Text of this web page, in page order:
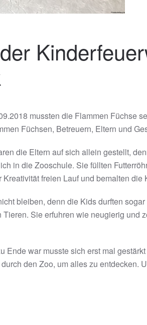
mussten die Flammen Füchse
Füchsen, Betreuern, Eltern und
die Eltern auf sich allein gestellt,
in die Zooschule. Sie füllten
freien Lauf und bemalten
bleiben, denn die Kids durften
Tieren. Sie erfuhren wie neugierig und
Ende war musste sich erst mal
den Zoo, um alles zu entdecken.